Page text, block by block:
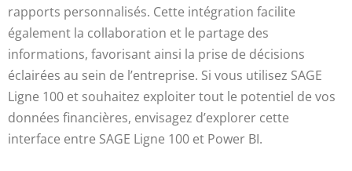
rapports personnalisés. Cette intégration facilite
également la collaboration et le partage des
informations, favorisant ainsi la prise de décisions
éclairées au sein de l’entreprise. Si vous utilisez SAGE
Ligne 100 et souhaitez exploiter tout le potentiel de vos
données financières, envisagez d’explorer cette
interface entre SAGE Ligne 100 et Power BI.